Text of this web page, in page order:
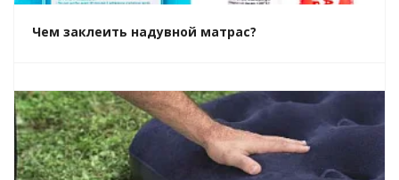
Чем заклеить надувной матрас?